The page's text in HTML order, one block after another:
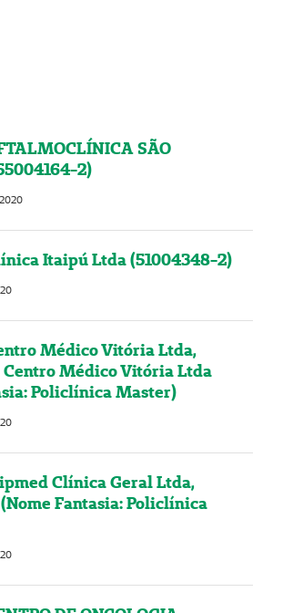
SÃO
2)
Itaipú Ltda (51004348-2)
Médico Vitória Ltda,
Centro Médico Vitória Ltda
Policlínica Master)
Clínica Geral Ltda,
Fantasia: Policlínica